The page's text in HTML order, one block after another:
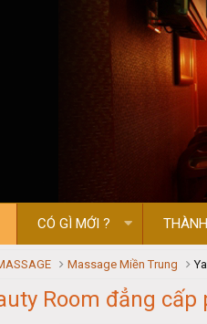
CÓ GÌ MỚI ?
Massage Miền Trung
Room đẳng cấp